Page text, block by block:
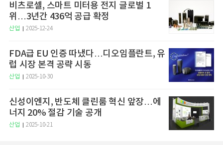
비츠로셀, 스마트 미터용 전지 글로벌 1
위…3년간 436억 공급 확정
산업 2025-12-24
FDA급 EU 인증 따냈다…디오임플란트, 유
럽 시장 본격 공략 시동
산업 2025-10-30
신성이엔지, 반도체 클린룸 혁신 앞장…에
너지 20% 절감 기술 공개
산업 2025-10-21